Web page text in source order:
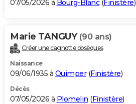
07/05/2026 à Bourg-Blanc(Finistère)
Marie TANGUY (90 ans)
Créer une cagnotte obsèques
Naissance
09/06/1935 à Quimper(Finistère)
Décès
07/05/2026 à Plomelin (Finistère)